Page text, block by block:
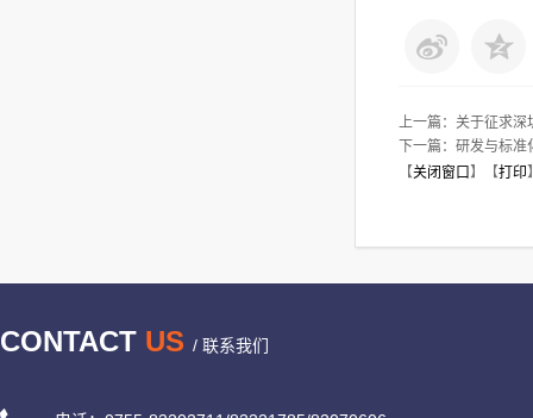
上一篇： 关于征求深
下一篇： 研发与标准
【关闭窗口 】【打印
CONTACT US / 联系我们